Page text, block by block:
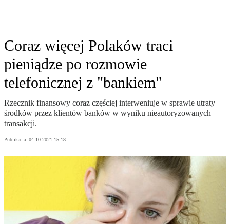
Coraz więcej Polaków traci
pieniądze po rozmowie
telefonicznej z "bankiem"
Rzecznik finansowy coraz częściej interweniuje w sprawie utraty
środków przez klientów banków w wyniku nieautoryzowanych
transakcji.
Publikacja: 04.10.2021 15:18